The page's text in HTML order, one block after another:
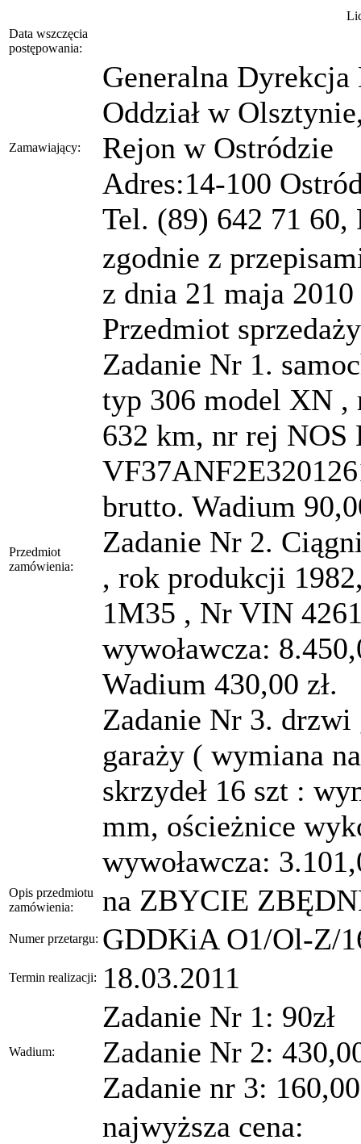
Data wszczęcia
postępowania:
Zamawiający:
Generalna
Oddział w
Rejon w Ostródzie
Adres:14-100
Tel. (89) 642 71 60,
Przedmiot
zamówienia:
zgodnie z
z dnia 21 maja
Przedmiot
Zadanie Nr 1.
typ 306 model XN ,
632 km, nr rej NOS
brutto. Wadium
Zadanie Nr 2.
, rok produkcji
1M35 , Nr VIN
wywoławcza:
Wadium 430,00 zł.
Zadanie Nr 3. drzwi
garaży ( wymiana
skrzydeł 16 szt :
mm, ościeżnice
wywoławcza:
Opis przedmiotu
zamówienia:
na ZBYCIE
Numer przetargu: GDDKiA O1/Ol-Z/
Termin realizacji: 18.03.2011
Wadium:
Zadanie Nr 1: 90zł
Zadanie Nr 2:
Zadanie nr 3:
najwyższa cena: